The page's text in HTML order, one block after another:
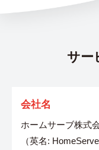
サー
会社名
ホームサーブ株式
（英名: